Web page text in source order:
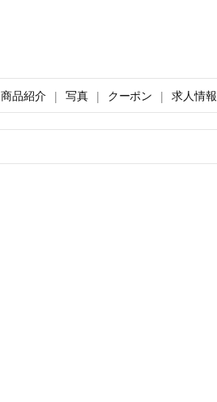
商品紹介 写真 クーポン 求人情報